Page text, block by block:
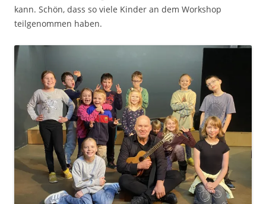
kann. Schön, dass so viele Kinder an dem Workshop
teilgenommen haben.